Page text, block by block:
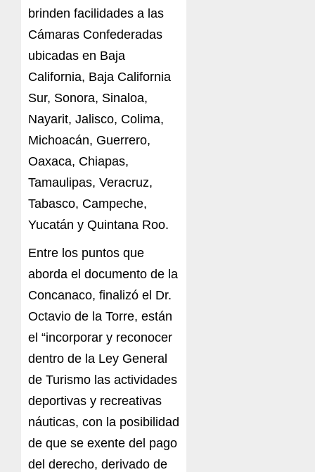
brinden facilidades a las
Cámaras Confederadas
ubicadas en Baja
California, Baja California
Sur, Sonora, Sinaloa,
Nayarit, Jalisco, Colima,
Michoacán, Guerrero,
Oaxaca, Chiapas,
Tamaulipas, Veracruz,
Tabasco, Campeche,
Yucatán y Quintana Roo.
Entre los puntos que
aborda el documento de la
Concanaco, finalizó el Dr.
Octavio de la Torre, están
el “incorporar y reconocer
dentro de la Ley General
de Turismo las actividades
deportivas y recreativas
náuticas, con la posibilidad
de que se exente del pago
del derecho, derivado de